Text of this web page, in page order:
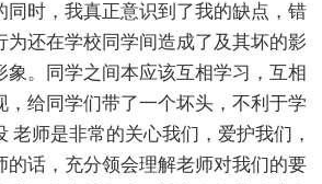
同时，我真正意识到了我的缺点，错
为还在学校同学间造成了及其坏的影
象。同学之间本应该互相学习，互相
，给同学们带了一个坏头，不利于学
老师是非常的关心我们，爱护我们，
的话，充分领会理解老师对我们的要